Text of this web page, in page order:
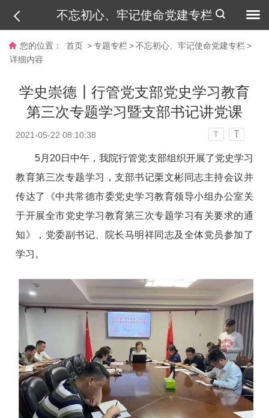
不忘初心、牢记使命党建专栏
您的位置： 首页 > 专题专栏 > 不忘初心、牢记使命党建专栏 >
详细内容
学史崇德┃行管党支部党史学习教育
第三次专题学习暨支部书记讲党课
2021-05-22 08:10:38 T T
5月20日中午，我院行管党支部组织开展了党史学习
教育第三次专题学习，支部书记栗文彬同志主持会议并
传达了《中共常德市委党史学习教育领导小组办公室关
于开展全市党史学习教育第三次专题学习有关要求的通
知》，党委副书记、院长马明祥同志及全体党员参加了
学习。